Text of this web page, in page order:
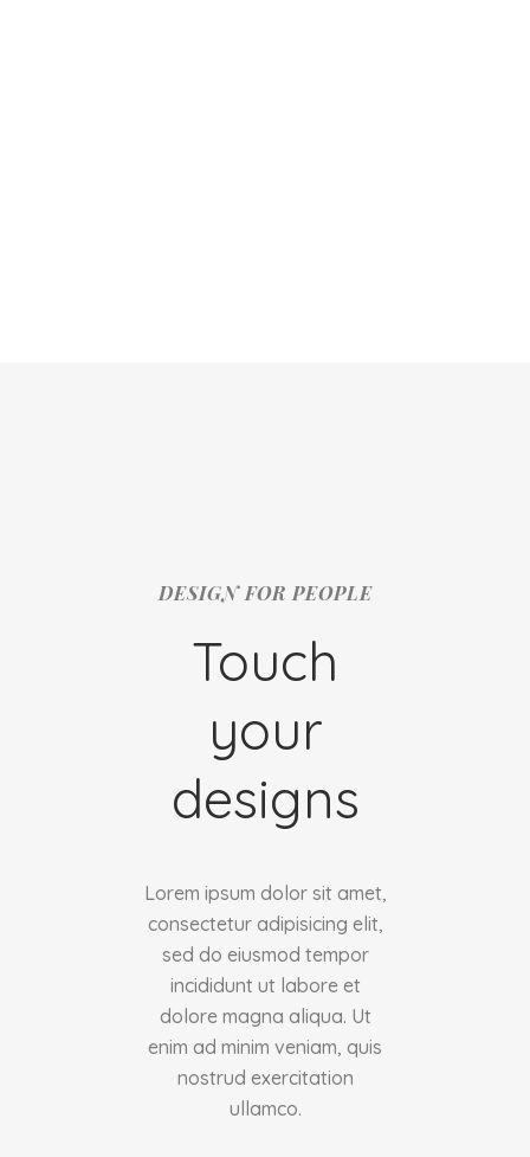
DESIGN FOR PEOPLE
Touch
your
designs
Lorem ipsum dolor sit amet,
consectetur adipisicing elit,
sed do eiusmod tempor
incididunt ut labore et
dolore magna aliqua. Ut
enim ad minim veniam, quis
nostrud exercitation
ullamco.